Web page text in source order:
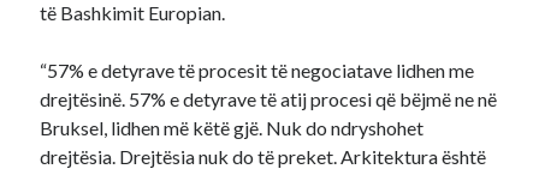
të Bashkimit Europian.
“57% e detyrave të procesit të negociatave lidhen me
drejtësinë. 57% e detyrave të atij procesi që bëjmë ne në
Bruksel, lidhen më këtë gjë. Nuk do ndryshohet
drejtësia. Drejtësia nuk do të preket. Arkitektura është